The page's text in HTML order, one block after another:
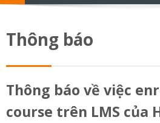
Giảng viên
Sinh viên
Research
Thông báo
Thông báo về việc
course trên LMS của